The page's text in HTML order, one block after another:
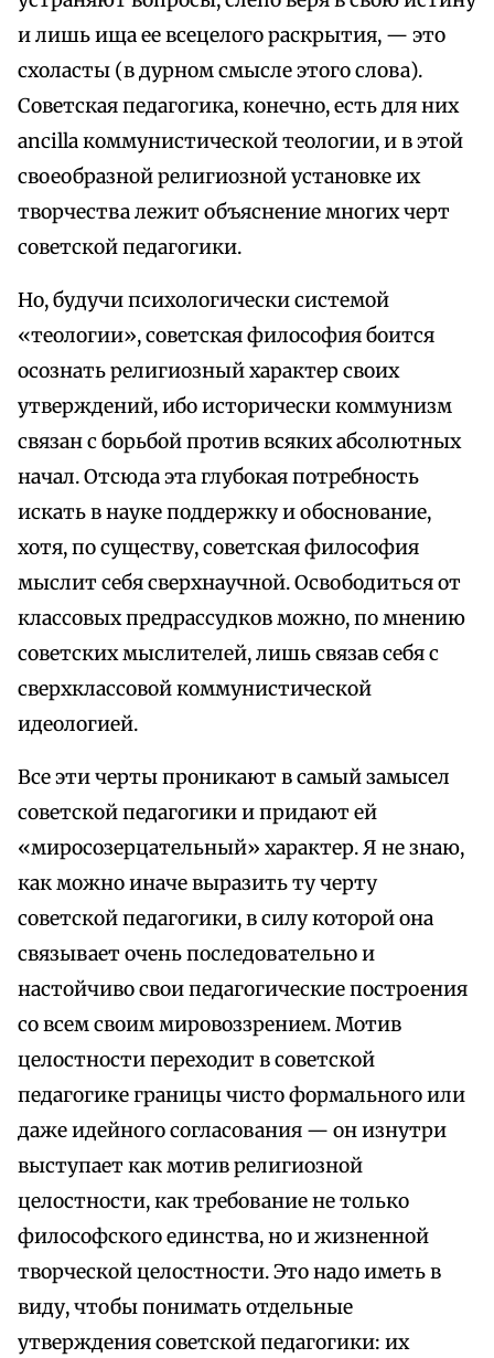
и лишь ища ее всецелого раскрытия, — это
схоласты (в дурном смысле этого слова).
Советская педагогика, конечно, есть для них
ancilla коммунистической теологии, и в этой
своеобразной религиозной установке их
творчества лежит объяснение многих черт
советской педагогики.
Но, будучи психологически системой
«теологии», советская философия боится
осознать религиозный характер своих
утверждений, ибо исторически коммунизм
связан с борьбой против всяких абсолютных
начал. Отсюда эта глубокая потребность
искать в науке поддержку и обоснование,
хотя, по существу, советская философия
мыслит себя сверхнаучной. Освободиться от
классовых предрассудков можно, по мнению
советских мыслителей, лишь связав себя с
сверхклассовой коммунистической
идеологией.
Все эти черты проникают в самый замысел
советской педагогики и придают ей
«миросозерцательный» характер. Я не знаю,
как можно иначе выразить ту черту
советской педагогики, в силу которой она
связывает очень последовательно и
настойчиво свои педагогические построения
со всем своим мировоззрением. Мотив
целостности переходит в советской
педагогике границы чисто формального или
даже идейного согласования — он изнутри
выступает как мотив религиозной
целостности, как требование не только
философского единства, но и жизненной
творческой целостности. Это надо иметь в
виду, чтобы понимать отдельные
утверждения советской педагогики: их